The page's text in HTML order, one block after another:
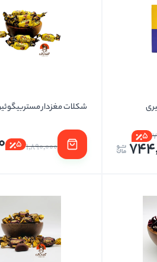
5
شکلات مغزدار
5 1,890,000